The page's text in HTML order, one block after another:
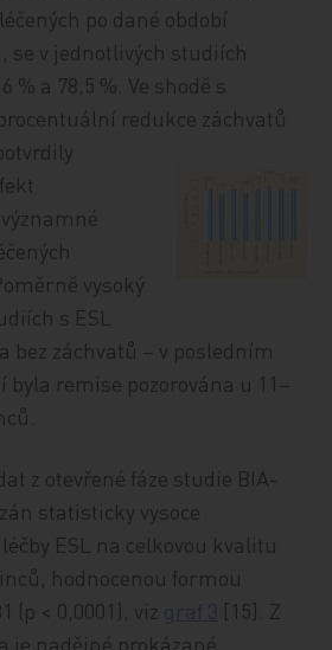
po dané období
se v jednotlivých studiích
% a 78,5 %. Ve shodě s
redukce záchvatů
vysoký
s ESL
bez záchvatů – v posledním
byla remise pozorována u 11–
z otevřené fáze studie BIA-
statisticky vysoce
ESL na celkovou kvalitu
hodnocenou formou
(p < 0,0001), viz
[15]. Z
je nadějné prokázané